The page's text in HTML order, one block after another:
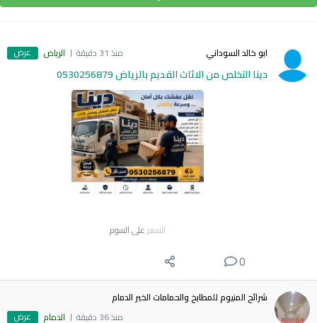
ابو خالد السوداني منذ 31 دقيقة الرياض عرض
دينا التخلص من الاثاث القديم بالرياض 0530256879
السعر على السوم
0
شرائح المنيوم للمطابخ والحمامات الخبر الدمام
منذ 36 دقيقة
الدمام عرض